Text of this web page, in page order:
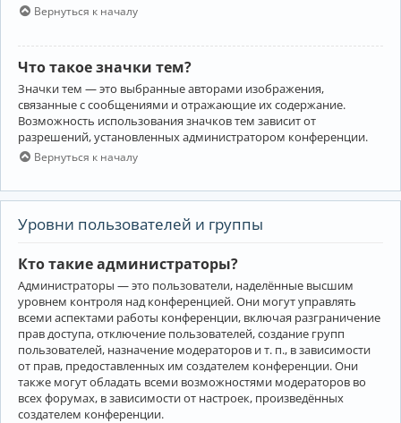
Вернуться к началу
Что такое значки тем?
Значки тем — это выбранные авторами изображения,
связанные с сообщениями и отражающие их содержание.
Возможность использования значков тем зависит от
разрешений, установленных администратором конференции.
Вернуться к началу
Уровни пользователей и группы
Кто такие администраторы?
Администраторы — это пользователи, наделённые высшим
уровнем контроля над конференцией. Они могут управлять
всеми аспектами работы конференции, включая разграничение
прав доступа, отключение пользователей, создание групп
пользователей, назначение модераторов и т. п., в зависимости
от прав, предоставленных им создателем конференции. Они
также могут обладать всеми возможностями модераторов во
всех форумах, в зависимости от настроек, произведённых
создателем конференции.